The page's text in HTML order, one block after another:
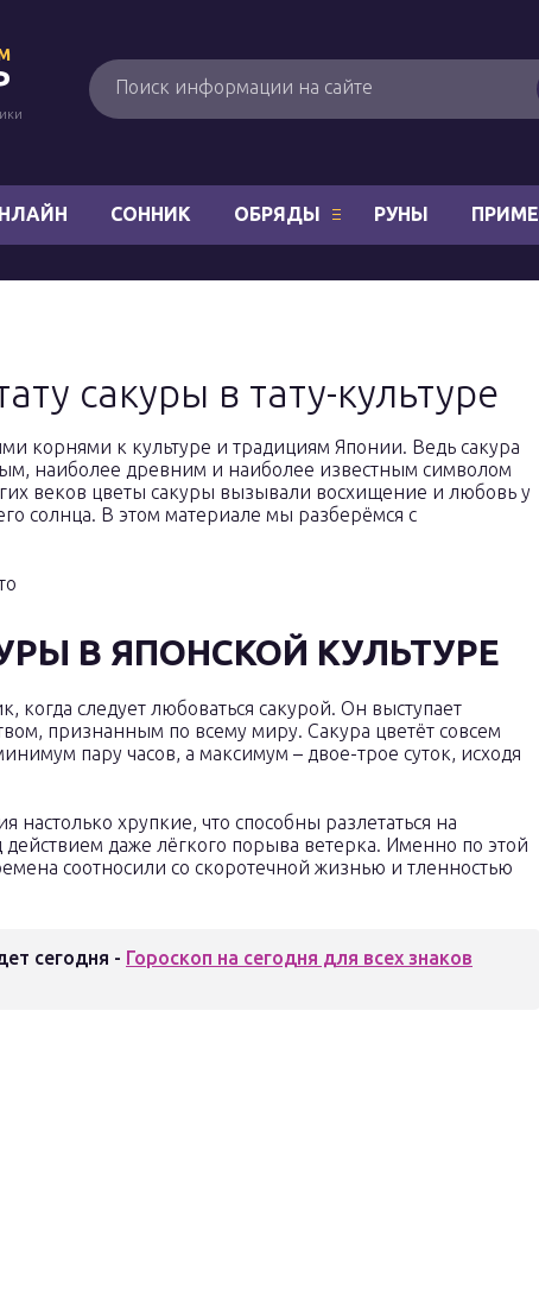
СОННИК ОБРЯДЫ РУНЫ
сакуры в тату-культуре
корнями к культуре и традициям Японии. Ведь сакура
наиболее древним и наиболее известным символом
веков цветы сакуры вызывали восхищение и любовь у
солнца. В этом материале мы разберёмся с
В ЯПОНСКОЙ КУЛЬТУРЕ
когда следует любоваться сакурой. Он выступает
признанным по всему миру. Сакура цветёт совсем
пару часов, а максимум – двое-трое суток, исходя
настолько хрупкие, что способны разлетаться на
действием даже лёгкого порыва ветерка. Именно по этой
соотносили со скоротечной жизнью и тленностью
сегодня - Гороскоп на сегодня для всех знаков